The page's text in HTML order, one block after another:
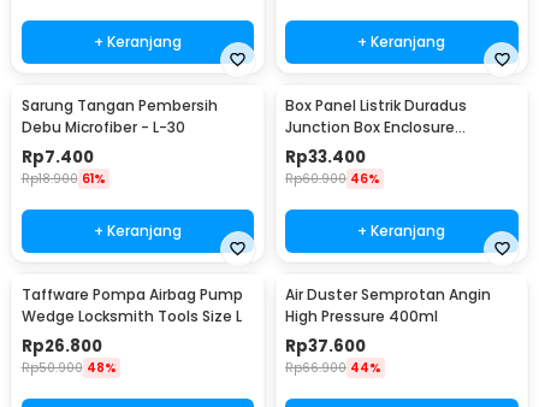
+ Keranjang + Keranjang
Sarung Tangan Pembersih
Debu Microfiber - L-30
Rp7.400
Rp18.900 61%
+ Keranjang
Box Panel Listrik Duradus
Junction Box Enclosure
Waterproof 158x90mm - B1589
Rp33.400
Rp60.900 46%
+ Keranjang
Taffware Pompa Airbag Pump
Wedge Locksmith Tools Size L
Rp26.800
Rp50.900 48%
Air Duster Semprotan Angin
High Pressure 400ml
Rp37.600
Rp66.900 44%